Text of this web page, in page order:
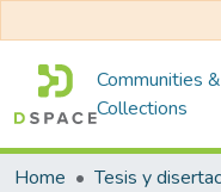
Communities &
Collections
Home Tesis y